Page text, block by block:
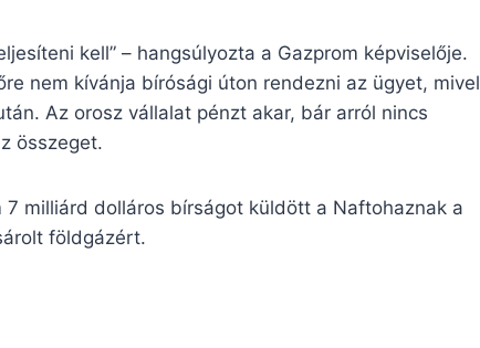
kell” – hangsúlyozta a Gazprom képviselője.
nem kívánja bírósági úton rendezni az ügyet, mivel
Az orosz vállalat pénzt akar, bár arról nincs
összeget.
milliárd dolláros bírságot küldött a Naftohaznak a
földgázért.